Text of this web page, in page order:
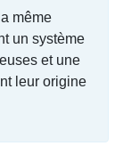
même
un système
et une
leur origine